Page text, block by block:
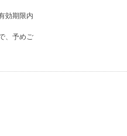
効期限内
、予めご